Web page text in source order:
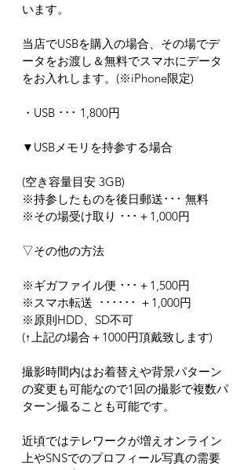
います。
当店でUSBを購入の場合、その場でデ
ータをお渡し＆無料でスマホにデータ
をお入れします。(※iPhone限定)
・USB ･･･ 1,800円
▼USBメモリを持参する場合
(空き容量目安 3GB)
※持参したものを後日郵送･･･ 無料
※その場受け取り ･･･＋1,000円
▽その他の方法
※ギガファイル便 ･･･＋1,500円
※スマホ転送  ･･････ ＋1,000円
※原則HDD、SD不可
(↑上記の場合＋1000円頂戴致します)
撮影時間内はお着替えや背景パターン
の変更も可能なので1回の撮影で複数パ
ターン撮ることも可能です。
近頃ではテレワークが増えオンライン
上やSNSでのプロフィール写真の需要